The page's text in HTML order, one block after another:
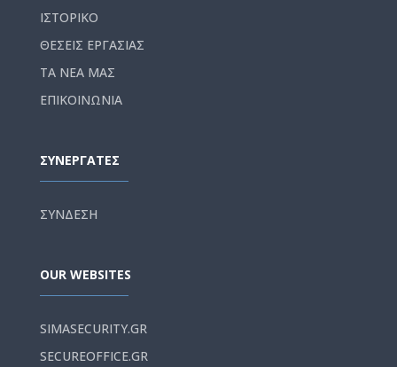
ΙΣΤΟΡΙΚΟ
ΘΕΣΕΙΣ ΕΡΓΑΣΙΑΣ
ΤΑ ΝΕΑ ΜΑΣ
ΕΠΙΚΟΙΝΩΝΙΑ
ΣΥΝΕΡΓΑΤΕΣ
ΣΥΝΔΕΣΗ
OUR WEBSITES
SIMASECURITY.GR
SECUREOFFICE.GR